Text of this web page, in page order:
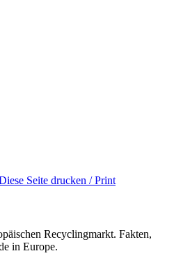
Seite drucken / Print
Recyclingmarkt. Fakten,
in Europe.